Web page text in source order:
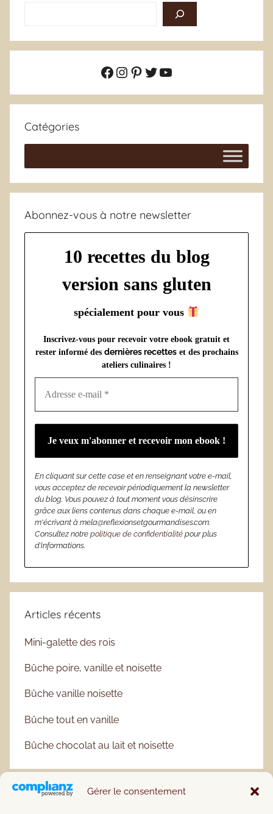
Gérer le consentement
Facebook
Instagram
Pinterest
Twitter
YouTube
Catégories
Abonnez-vous à notre newsletter
10 recettes du blog
version sans gluten
spécialement pour vous
Inscrivez-vous pour recevoir votre ebook gratuit et
rester informé des dernières recettes et des prochains
ateliers culinaires !
En cliquant sur cette case et en renseignant votre e-mail,
vous acceptez de recevoir périodiquement la newsletter
du blog. Vous pouvez à tout moment vous désinscrire
grâce aux liens contenus dans chaque e-mail, ou en
m'écrivant à mela@reflexionsetgourmandises.com.
Consultez notre politique de confidentialité pour plus
d’informations.
Articles récents
Mini-galette des rois
Bûche poire, vanille et noisette
Bûche vanille noisette
Bûche tout en vanille
Bûche chocolat au lait et noisette